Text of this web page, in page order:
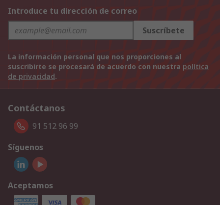
Introduce tu dirección de correo
Suscríbete
La información personal que nos proporciones al
suscribirte se procesará de acuerdo con nuestra política
de privacidad.
Contáctanos
91 512 96 99
Síguenos
Aceptamos